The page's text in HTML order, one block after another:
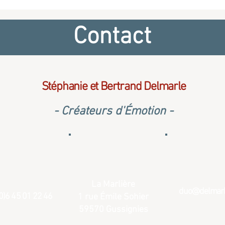
Contact
Stéphanie et Bertrand Delmarle
- Créateurs d'Émotion -